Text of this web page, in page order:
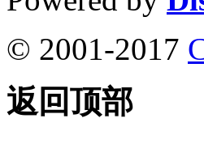
© 2001-2017
返回顶部